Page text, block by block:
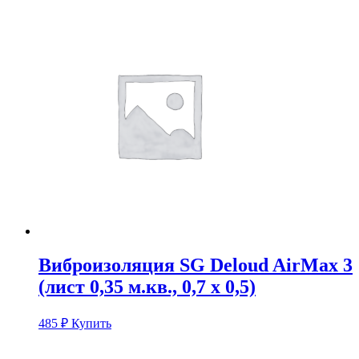
Виброизоляция SG Deloud AirMax 3
(лист 0,35 м.кв., 0,7 х 0,5)
485 ₽ Купить